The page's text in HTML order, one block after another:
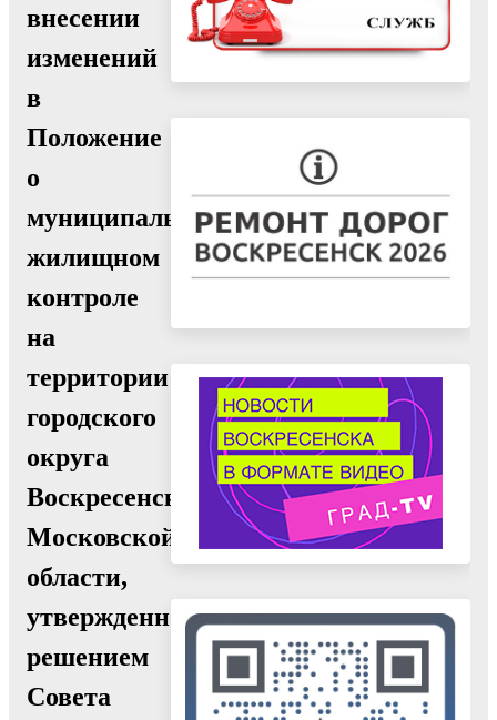
внесении
изменений
в
Положение
о
муниципальном
жилищном
контроле
на
территории
городского
округа
Воскресенск
Московской
области,
утвержденное
решением
Совета